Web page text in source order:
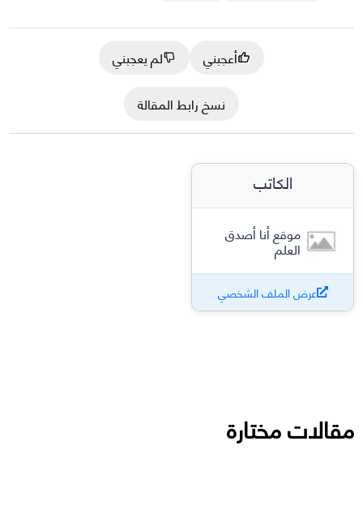
أعجبني
لم يعجبني
نسخ رابط المقالة
الكاتب
موقع أنا أصدق
العلم
عرض الملف الشخصي
مقالات مختارة